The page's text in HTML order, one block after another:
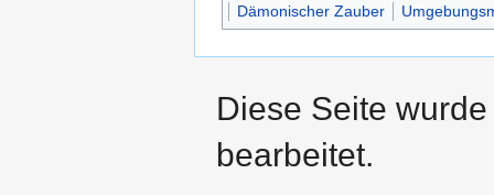
Dämonischer Zauber
Diese Seite
bearbeitet.